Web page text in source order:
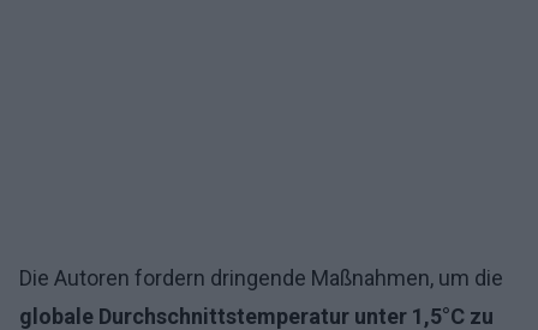
Die Autoren fordern dringende Maßnahmen, um die
globale Durchschnittstemperatur unter 1,5°C zu